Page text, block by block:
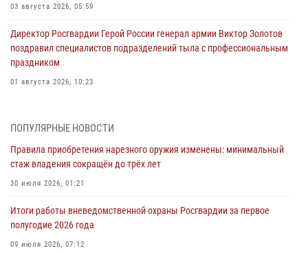
03 августа 2026, 05:59
Директор Росгвардии Герой России генерал армии Виктор Золотов
поздравил специалистов подразделений тыла с профессиональным
праздником
01 августа 2026, 10:23
Российской Федерации
В Росгвардии вспоминают российских воинов, погибших в Первой
мировой войне 1914-1918 годов
Внесены изменения в правила проведения контрольного отстрела
гражданского оружия
ПОПУЛЯРНЫЕ НОВОСТИ
Правила приобретения нарезного оружия изменены: минимальный
стаж владения сокращён до трёх лет
30 июля 2026, 01:21
Итоги работы вневедомственной охраны Росгвардии за первое
полугодие 2026 года
09 июля 2026, 07:12